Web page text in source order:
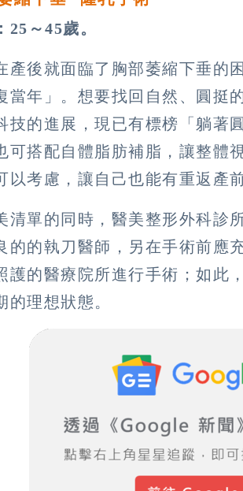
25～45歲。
產後就面臨了胸部萎縮下垂的
當年」。想要找回自然、圓挺
技的進展，現已有標榜「躺著
可搭配自體脂肪補脂，讓整體
以考慮，讓自己也能有重返產
清單的同時，醫美整形外科診
的的執刀醫師，另在手術前應
護的醫療院所進行手術；如此
的理想狀態。